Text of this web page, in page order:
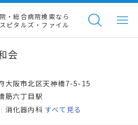
・総合病院検索なら
ピタルズ・ファイル
会
大阪市北区天神橋7-5-15
筋六丁目駅
消化器内科 すべて見る